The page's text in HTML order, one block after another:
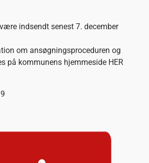
indsendt senest 7. december
om ansøgningsproceduren og
på kommunens hjemmeside HER